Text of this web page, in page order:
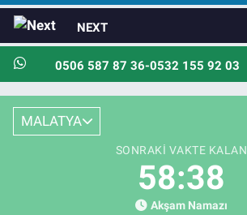
NEXT
0506 587 87 36-0532 155 92 03
MALATYA
SONRAKI VAKTE KALAN
58:37
Akşam Namazı